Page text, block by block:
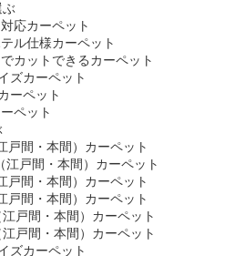
ぶ
応カーペット
ル仕様カーペット
カットできるカーペット
ズカーペット
ーペット
ペット
戸間・本間）カーペット
江戸間・本間）カーペット
戸間・本間）カーペット
戸間・本間）カーペット
戸間・本間）カーペット
戸間・本間）カーペット
ズカーペット